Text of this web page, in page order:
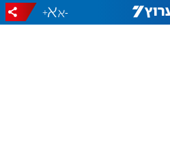
-
+